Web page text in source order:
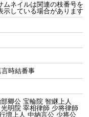
ムネイルは関連の枝番号を
示している場合があります
時結番事
卿公 宝輪院 智継上人
明院 宰相律師 少将律師
増上人 中納言公 少将公